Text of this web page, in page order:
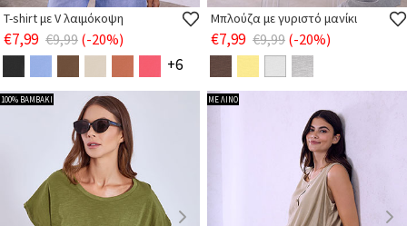
T-shirt με V λαιμόκοψη
€7,99 €9,99 (-20%)
+6
Μπλούζα με γυριστό μανίκι
€7,99 €9,99 (-20%)
100% ΒΑΜΒΑΚΙ ΜΕ ΛΙΝΟ